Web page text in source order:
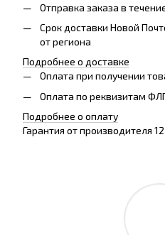
Отправка заказа в
Срок доставки Новой
от региона
Подробнее о доставке
Оплата при получении
Оплата по реквизитам
Подробнее о оплату
Гарантия от производителя